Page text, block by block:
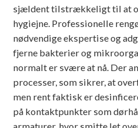
sjældent tilstrækkeligt til at
hygiejne. Professionelle
nødvendige ekspertise og
fjerne bakterier og
normalt er svære at nå. Der
processer, som sikrer, at
men rent faktisk er
på kontaktpunkter som